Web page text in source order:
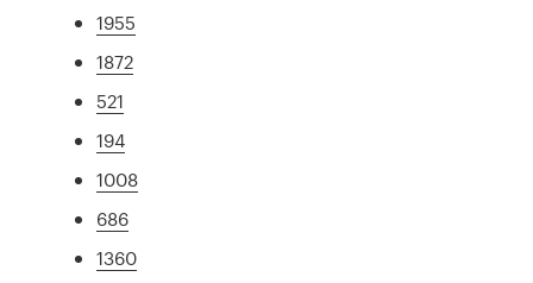
1955
1872
521
194
1008
686
1360